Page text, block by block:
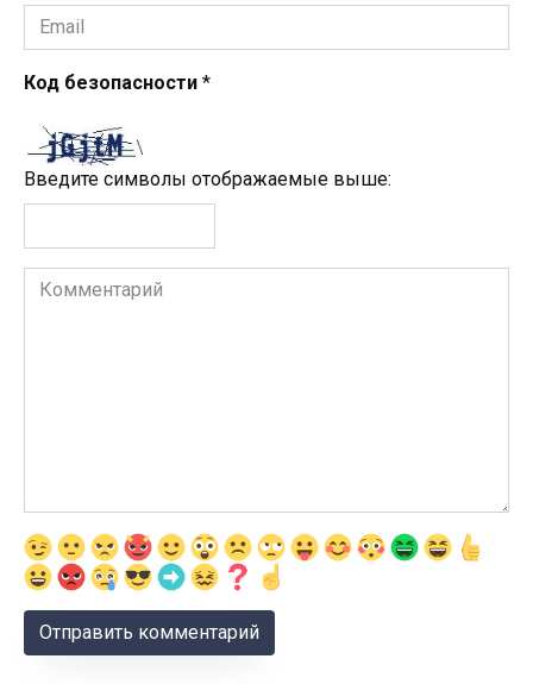
Email
*
Код безопасности *
Введите символы отображаемые выше:
Комментарий